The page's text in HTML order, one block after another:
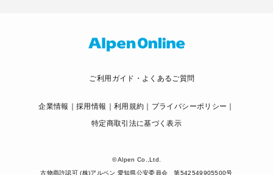
ご利用ガイド・よくあるご質問
企業情報 採用情報 利用規約
プライバシーポリシー
特定商取引法に基づく表示
© Alpen Co.,Ltd.
古物商許認可 (株)アルペン 愛知県公安委員会 第542549905500号